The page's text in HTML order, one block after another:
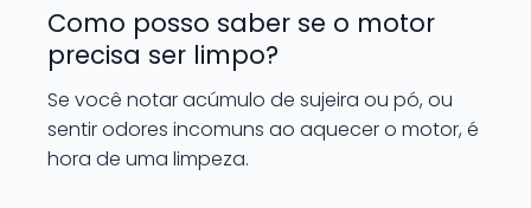
Como posso saber se o motor
precisa ser limpo?
Se você notar acúmulo de sujeira ou pó, ou
sentir odores incomuns ao aquecer o motor, é
hora de uma limpeza.